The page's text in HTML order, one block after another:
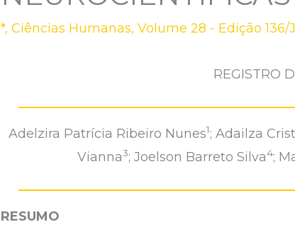
*,Ciências Humanas,Volume 28 - Edição 136/
REGISTRO
Adelzira Patrícia Ribeiro Nunes1; Adailza
Vianna3; Joelson Barreto Silva4;
RESUMO